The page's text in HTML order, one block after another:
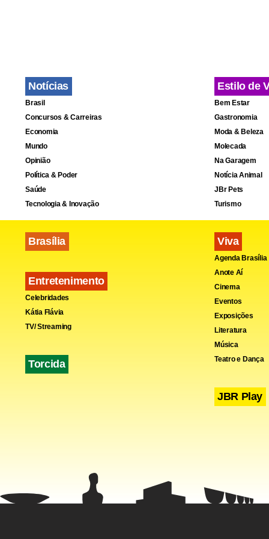
Notícias
Brasil
Concursos & Carreiras
Economia
Mundo
Opinião
Política & Poder
Saúde
Tecnologia & Inovação
Brasília
Entretenimento
Celebridades
Kátia Flávia
TV/ Streaming
Torcida
Estilo de
Bem Estar
Gastronomia
Moda & Beleza
Molecada
Na Garagem
Notícia Animal
JBr Pets
Turismo
Viva
Agenda Brasília
Anote Aí
Cinema
Eventos
Exposições
Literatura
Música
Teatro e Dança
JBR Play